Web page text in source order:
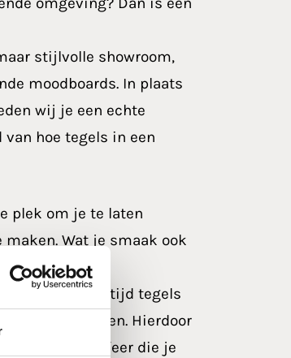
stijlvolle showroom,
moodboards. In plaats
wij je een echte
hoe tegels in een
plek om je te laten
maken. Wat je smaak ook
is zorgvuldig
je bij ons altijd tegels
betonstijlen. Hierdoor
past bij de sfeer die je